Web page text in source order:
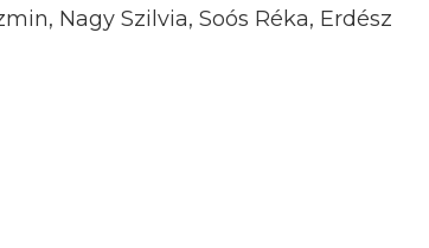
Nagy Szilvia, Soós Réka, Erdész